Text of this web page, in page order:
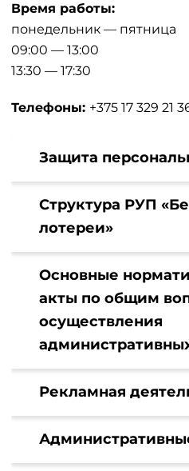
Время работы:
понедельник — пятница
09:00 — 13:00
13:30 — 17:30
Телефоны: +375 17 329 21
Защита
Структура РУП
лотереи»
Основные
акты по общим
осуществления
Рекламная